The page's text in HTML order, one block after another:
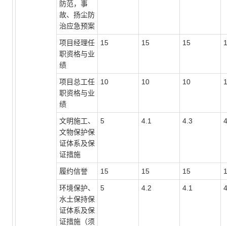
防范，事
故、扬尘防
治应急预案
项目经理任
职资格与业
绩
15 15 15
项目总工任
职资格与业
绩
10 10 10
文明施工、
文物保护保
证体系及保
证措施
5 4.1 4.3
履约信誉 15 15 15
环境保护、
水土保持保
证体系及保
证措施（须
5 4.2 4.1